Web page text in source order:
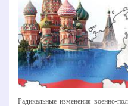
Радикальные изменения военно-­